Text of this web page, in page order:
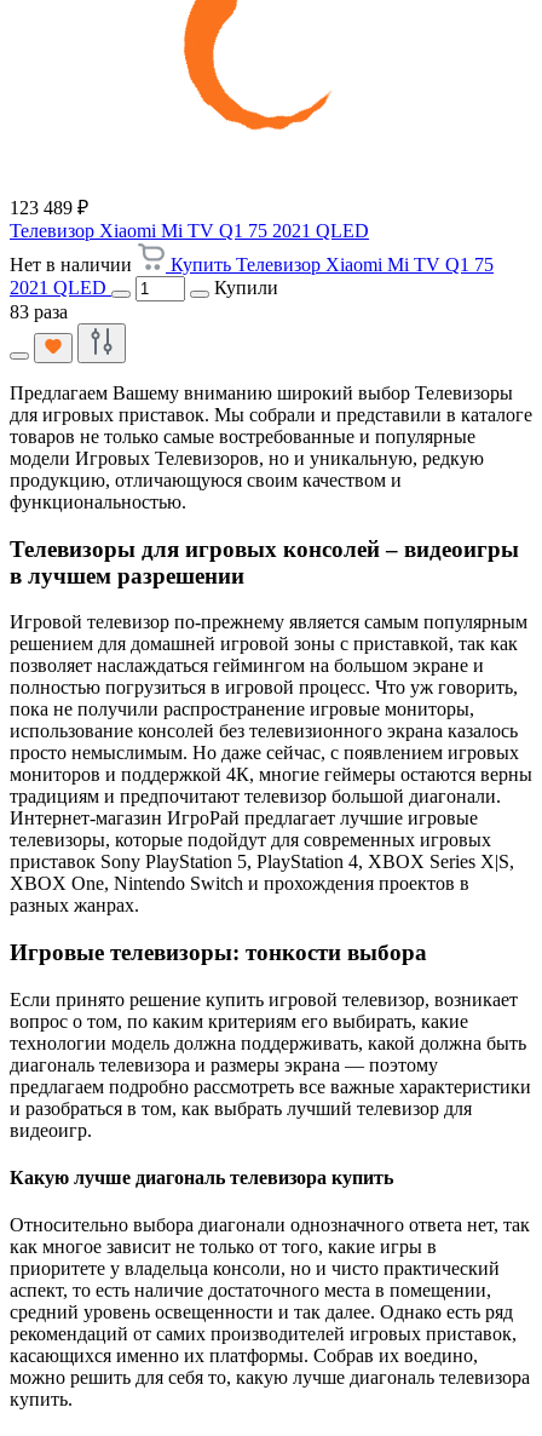
123 489 ₽
Телевизор Xiaomi Mi TV Q1 75 2021 QLED
Нет в наличии
Купить Телевизор Xiaomi Mi TV Q1 75
2021 QLED
Купили
83 раза
Предлагаем Вашему вниманию широкий выбор Телевизоры
для игровых приставок. Мы собрали и представили в каталоге
товаров не только самые востребованные и популярные
модели Игровых Телевизоров, но и уникальную, редкую
продукцию, отличающуюся своим качеством и
функциональностью.
Телевизоры для игровых консолей – видеоигры
в лучшем разрешении
Игровой телевизор по-прежнему является самым популярным
решением для домашней игровой зоны с приставкой, так как
позволяет наслаждаться геймингом на большом экране и
полностью погрузиться в игровой процесс. Что уж говорить,
пока не получили распространение игровые мониторы,
использование консолей без телевизионного экрана казалось
просто немыслимым. Но даже сейчас, с появлением игровых
мониторов и поддержкой 4К, многие геймеры остаются верны
традициям и предпочитают телевизор большой диагонали.
Интернет-магазин ИгроРай предлагает лучшие игровые
телевизоры, которые подойдут для современных игровых
приставок Sony PlayStation 5, PlayStation 4, XBOX Series X|S,
XBOX One, Nintendo Switch и прохождения проектов в
разных жанрах.
Игровые телевизоры: тонкости выбора
Если принято решение купить игровой телевизор, возникает
вопрос о том, по каким критериям его выбирать, какие
технологии модель должна поддерживать, какой должна быть
диагональ телевизора и размеры экрана — поэтому
предлагаем подробно рассмотреть все важные характеристики
и разобраться в том, как выбрать лучший телевизор для
видеоигр.
Какую лучше диагональ телевизора купить
Относительно выбора диагонали однозначного ответа нет, так
как многое зависит не только от того, какие игры в
приоритете у владельца консоли, но и чисто практический
аспект, то есть наличие достаточного места в помещении,
средний уровень освещенности и так далее. Однако есть ряд
рекомендаций от самих производителей игровых приставок,
касающихся именно их платформы. Собрав их воедино,
можно решить для себя то, какую лучше диагональ телевизора
купить.